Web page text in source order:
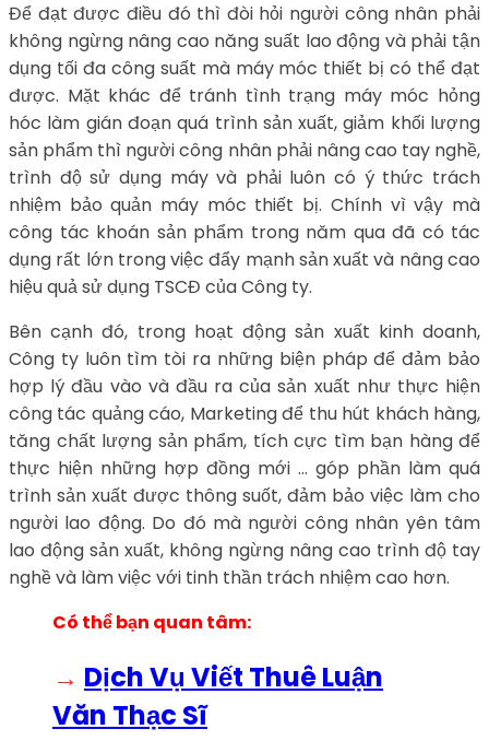
Để đạt được điều đó thì đòi hỏi người công nhân phải
không ngừng nâng cao năng suất lao động và phải tận
dụng tối đa công suất mà máy móc thiết bị có thể đạt
được. Mặt khác để tránh tình trạng máy móc hỏng
hóc làm gián đoạn quá trình sản xuất, giảm khối lượng
sản phẩm thì người công nhân phải nâng cao tay nghề,
trình độ sử dụng máy và phải luôn có ý thức trách
nhiệm bảo quản máy móc thiết bị. Chính vì vậy mà
công tác khoán sản phẩm trong năm qua đã có tác
dụng rất lớn trong việc đẩy mạnh sản xuất và nâng cao
hiệu quả sử dụng TSCĐ của Công ty.
Bên cạnh đó, trong hoạt động sản xuất kinh doanh,
Công ty luôn tìm tòi ra những biện pháp để đảm bảo
hợp lý đầu vào và đầu ra của sản xuất như thực hiện
công tác quảng cáo, Marketing để thu hút khách hàng,
tăng chất lượng sản phẩm, tích cực tìm bạn hàng để
thực hiện những hợp đồng mới … góp phần làm quá
trình sản xuất được thông suốt, đảm bảo việc làm cho
người lao động. Do đó mà người công nhân yên tâm
lao động sản xuất, không ngừng nâng cao trình độ tay
nghề và làm việc với tinh thần trách nhiệm cao hơn.
Có thể bạn quan tâm:
→ Dịch Vụ Viết Thuê Luận
Văn Thạc Sĩ